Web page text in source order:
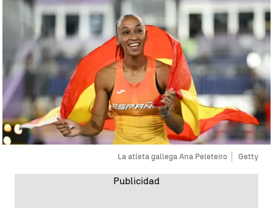
La atleta gallega Ana Peleteiro Getty